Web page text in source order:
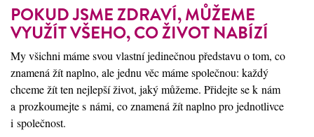
POKUD JSME ZDRAVÍ, MŮŽEME
VYUŽÍT VŠEHO, CO ŽIVOT NABÍZÍ
My všichni máme svou vlastní jedinečnou představu o tom, co
znamená žít naplno, ale jednu věc máme společnou: každý
chceme žít ten nejlepší život, jaký můžeme. Přidejte se k nám
a prozkoumejte s námi, co znamená žít naplno pro jednotlivce
i společnost.